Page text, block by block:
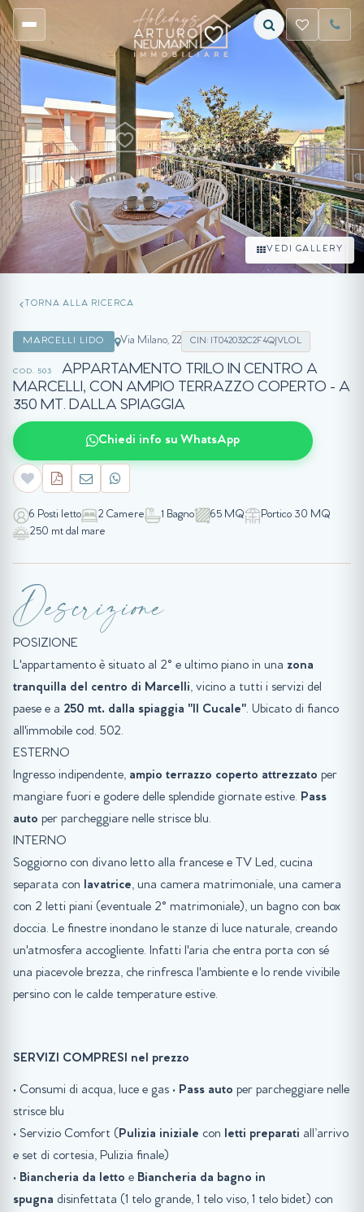
VEDI GALLERY
TORNA ALLA RICERCA
MARCELLI LIDO Via Milano, 22 CIN: IT042032C2F4QJVLOL
COD. 503
APPARTAMENTO TRILO IN CENTRO A
MARCELLI, CON AMPIO TERRAZZO COPERTO - A
350 MT. DALLA SPIAGGIA
Chiedi info su WhatsApp
6 Posti letto 2 Camere 1 Bagno 65 MQ
Portico 30 MQ
250 mt dal mare
Descrizione
POSIZIONE
L'appartamento è situato al 2° e ultimo piano in una zona
tranquilla del centro di Marcelli, vicino a tutti i servizi del
paese e a 250 mt. dalla spiaggia "Il Cucale". Ubicato di fianco
all'immobile cod. 502.
ESTERNO
Ingresso indipendente, ampio terrazzo coperto attrezzato per
mangiare fuori e godere delle splendide giornate estive. Pass
auto per parcheggiare nelle strisce blu.
INTERNO
Soggiorno con divano letto alla francese e TV Led, cucina
separata con lavatrice, una camera matrimoniale, una camera
con 2 letti piani (eventuale 2° matrimoniale), un bagno con box
doccia. Le finestre inondano le stanze di luce naturale, creando
un'atmosfera accogliente. Infatti l'aria che entra porta con sé
una piacevole brezza, che rinfresca l'ambiente e lo rende vivibile
persino con le calde temperature estive.
SERVIZI COMPRESI nel prezzo
• Consumi di acqua, luce e gas • Pass auto per parcheggiare nelle
strisce blu
• Servizio Comfort (Pulizia iniziale con letti preparati all’arrivo
e set di cortesia, Pulizia finale)
• Biancheria da letto e Biancheria da bagno in
spugna disinfettata (1 telo grande, 1 telo viso, 1 telo bidet) con